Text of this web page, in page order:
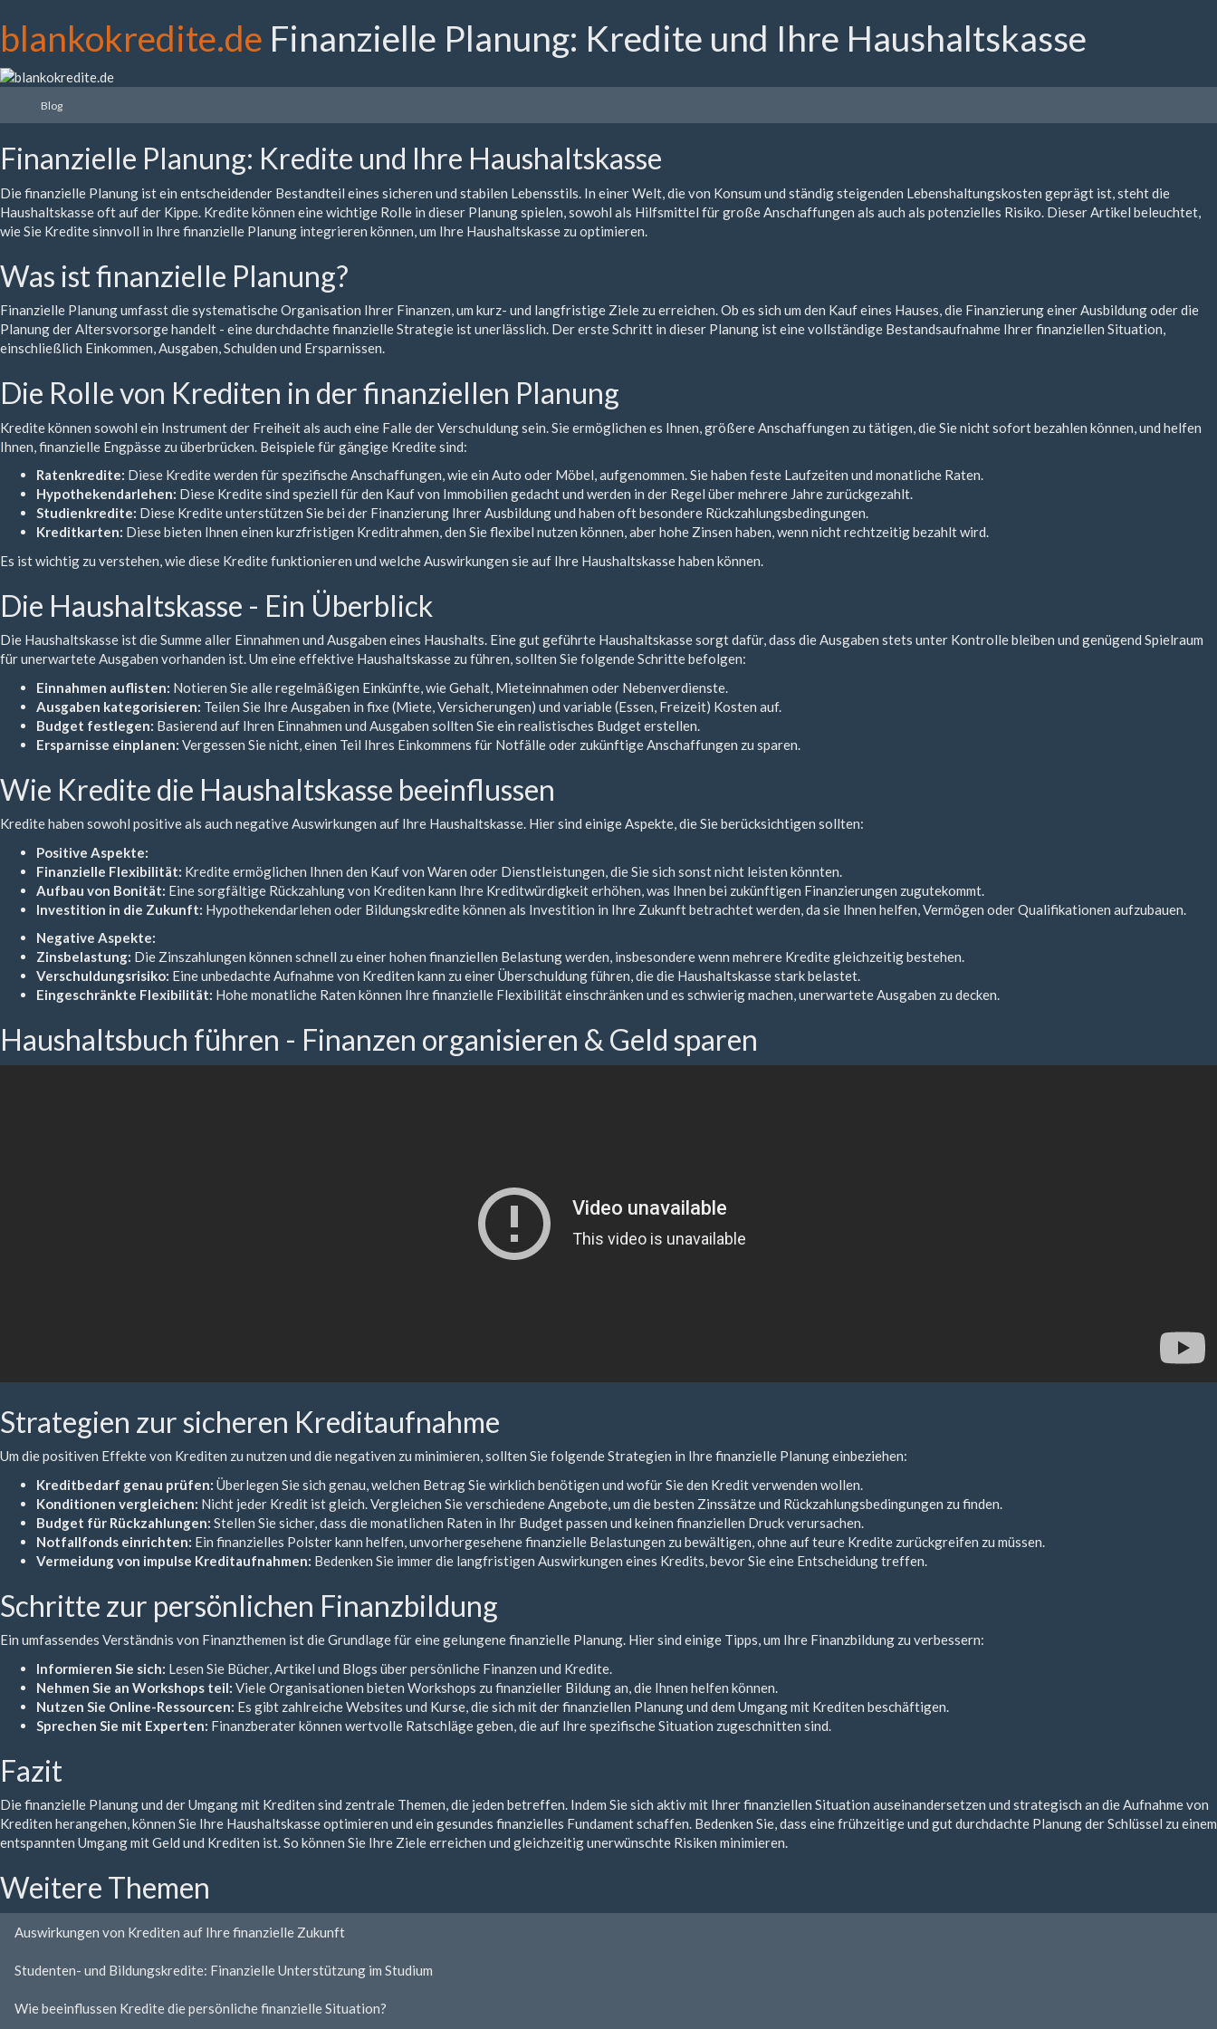
blankokredite.de Finanzielle Planung: Kredite und Ihre Haushaltskasse
Blog
Finanzielle Planung: Kredite und Ihre Haushaltskasse
Die finanzielle Planung ist ein entscheidender Bestandteil eines sicheren und stabilen Lebensstils. In einer Welt, die von Konsum und ständig steigenden Lebenshaltungskosten geprägt ist, steht die
Haushaltskasse oft auf der Kippe. Kredite können eine wichtige Rolle in dieser Planung spielen, sowohl als Hilfsmittel für große Anschaffungen als auch als potenzielles Risiko. Dieser Artikel beleuchtet,
wie Sie Kredite sinnvoll in Ihre finanzielle Planung integrieren können, um Ihre Haushaltskasse zu optimieren.
Was ist finanzielle Planung?
Finanzielle Planung umfasst die systematische Organisation Ihrer Finanzen, um kurz- und langfristige Ziele zu erreichen. Ob es sich um den Kauf eines Hauses, die Finanzierung einer Ausbildung oder die
Planung der Altersvorsorge handelt - eine durchdachte finanzielle Strategie ist unerlässlich. Der erste Schritt in dieser Planung ist eine vollständige Bestandsaufnahme Ihrer finanziellen Situation,
einschließlich Einkommen, Ausgaben, Schulden und Ersparnissen.
Die Rolle von Krediten in der finanziellen Planung
Kredite können sowohl ein Instrument der Freiheit als auch eine Falle der Verschuldung sein. Sie ermöglichen es Ihnen, größere Anschaffungen zu tätigen, die Sie nicht sofort bezahlen können, und helfen
Ihnen, finanzielle Engpässe zu überbrücken. Beispiele für gängige Kredite sind:
Ratenkredite: Diese Kredite werden für spezifische Anschaffungen, wie ein Auto oder Möbel, aufgenommen. Sie haben feste Laufzeiten und monatliche Raten.
Hypothekendarlehen: Diese Kredite sind speziell für den Kauf von Immobilien gedacht und werden in der Regel über mehrere Jahre zurückgezahlt.
Studienkredite: Diese Kredite unterstützen Sie bei der Finanzierung Ihrer Ausbildung und haben oft besondere Rückzahlungsbedingungen.
Kreditkarten: Diese bieten Ihnen einen kurzfristigen Kreditrahmen, den Sie flexibel nutzen können, aber hohe Zinsen haben, wenn nicht rechtzeitig bezahlt wird.
Es ist wichtig zu verstehen, wie diese Kredite funktionieren und welche Auswirkungen sie auf Ihre Haushaltskasse haben können.
Die Haushaltskasse - Ein Überblick
Die Haushaltskasse ist die Summe aller Einnahmen und Ausgaben eines Haushalts. Eine gut geführte Haushaltskasse sorgt dafür, dass die Ausgaben stets unter Kontrolle bleiben und genügend Spielraum
für unerwartete Ausgaben vorhanden ist. Um eine effektive Haushaltskasse zu führen, sollten Sie folgende Schritte befolgen:
Einnahmen auflisten: Notieren Sie alle regelmäßigen Einkünfte, wie Gehalt, Mieteinnahmen oder Nebenverdienste.
Ausgaben kategorisieren: Teilen Sie Ihre Ausgaben in fixe (Miete, Versicherungen) und variable (Essen, Freizeit) Kosten auf.
Budget festlegen: Basierend auf Ihren Einnahmen und Ausgaben sollten Sie ein realistisches Budget erstellen.
Ersparnisse einplanen: Vergessen Sie nicht, einen Teil Ihres Einkommens für Notfälle oder zukünftige Anschaffungen zu sparen.
Wie Kredite die Haushaltskasse beeinflussen
Kredite haben sowohl positive als auch negative Auswirkungen auf Ihre Haushaltskasse. Hier sind einige Aspekte, die Sie berücksichtigen sollten:
Positive Aspekte:
Finanzielle Flexibilität: Kredite ermöglichen Ihnen den Kauf von Waren oder Dienstleistungen, die Sie sich sonst nicht leisten könnten.
Aufbau von Bonität: Eine sorgfältige Rückzahlung von Krediten kann Ihre Kreditwürdigkeit erhöhen, was Ihnen bei zukünftigen Finanzierungen zugutekommt.
Investition in die Zukunft: Hypothekendarlehen oder Bildungskredite können als Investition in Ihre Zukunft betrachtet werden, da sie Ihnen helfen, Vermögen oder Qualifikationen aufzubauen.
Negative Aspekte:
Zinsbelastung: Die Zinszahlungen können schnell zu einer hohen finanziellen Belastung werden, insbesondere wenn mehrere Kredite gleichzeitig bestehen.
Verschuldungsrisiko: Eine unbedachte Aufnahme von Krediten kann zu einer Überschuldung führen, die die Haushaltskasse stark belastet.
Eingeschränkte Flexibilität: Hohe monatliche Raten können Ihre finanzielle Flexibilität einschränken und es schwierig machen, unerwartete Ausgaben zu decken.
Haushaltsbuch führen - Finanzen organisieren & Geld sparen
Strategien zur sicheren Kreditaufnahme
Um die positiven Effekte von Krediten zu nutzen und die negativen zu minimieren, sollten Sie folgende Strategien in Ihre finanzielle Planung einbeziehen:
Kreditbedarf genau prüfen: Überlegen Sie sich genau, welchen Betrag Sie wirklich benötigen und wofür Sie den Kredit verwenden wollen.
Konditionen vergleichen: Nicht jeder Kredit ist gleich. Vergleichen Sie verschiedene Angebote, um die besten Zinssätze und Rückzahlungsbedingungen zu finden.
Budget für Rückzahlungen: Stellen Sie sicher, dass die monatlichen Raten in Ihr Budget passen und keinen finanziellen Druck verursachen.
Notfallfonds einrichten: Ein finanzielles Polster kann helfen, unvorhergesehene finanzielle Belastungen zu bewältigen, ohne auf teure Kredite zurückgreifen zu müssen.
Vermeidung von impulse Kreditaufnahmen: Bedenken Sie immer die langfristigen Auswirkungen eines Kredits, bevor Sie eine Entscheidung treffen.
Schritte zur persönlichen Finanzbildung
Ein umfassendes Verständnis von Finanzthemen ist die Grundlage für eine gelungene finanzielle Planung. Hier sind einige Tipps, um Ihre Finanzbildung zu verbessern:
Informieren Sie sich: Lesen Sie Bücher, Artikel und Blogs über persönliche Finanzen und Kredite.
Nehmen Sie an Workshops teil: Viele Organisationen bieten Workshops zu finanzieller Bildung an, die Ihnen helfen können.
Nutzen Sie Online-Ressourcen: Es gibt zahlreiche Websites und Kurse, die sich mit der finanziellen Planung und dem Umgang mit Krediten beschäftigen.
Sprechen Sie mit Experten: Finanzberater können wertvolle Ratschläge geben, die auf Ihre spezifische Situation zugeschnitten sind.
Fazit
Die finanzielle Planung und der Umgang mit Krediten sind zentrale Themen, die jeden betreffen. Indem Sie sich aktiv mit Ihrer finanziellen Situation auseinandersetzen und strategisch an die Aufnahme von
Krediten herangehen, können Sie Ihre Haushaltskasse optimieren und ein gesundes finanzielles Fundament schaffen. Bedenken Sie, dass eine frühzeitige und gut durchdachte Planung der Schlüssel zu einem
entspannten Umgang mit Geld und Krediten ist. So können Sie Ihre Ziele erreichen und gleichzeitig unerwünschte Risiken minimieren.
Weitere Themen
Auswirkungen von Krediten auf Ihre finanzielle Zukunft
Studenten- und Bildungskredite: Finanzielle Unterstützung im Studium
Wie beeinflussen Kredite die persönliche finanzielle Situation?